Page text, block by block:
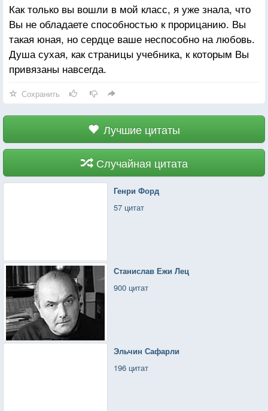
Как только вы вошли в мой класс, я уже знала, что
Вы не обладаете способностью к прорицанию. Вы
такая юная, но сердце ваше неспособно на любовь.
Душа сухая, как страницы учебника, к которым Вы
привязаны навсегда.
Сохранить
Лучшие цитаты
Случайная цитата
Генри Форд
57 цитат
Станислав Ежи Лец
900 цитат
Эльчин Сафарли
196 цитат